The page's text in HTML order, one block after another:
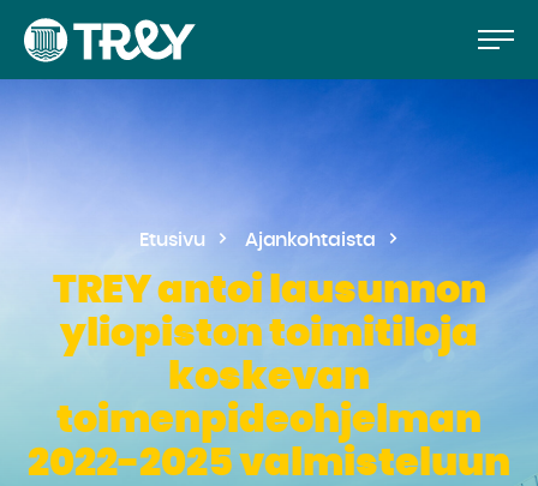
Hyppää
sisältöön
Siirry
TREY
-etusivulle
Etusivu Ajankohtaista
TREY antoi lausunnon
yliopiston toimitiloja
koskevan
toimenpideohjelman
2022-2025 valmisteluun